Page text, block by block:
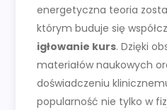
energetyczna teoria
którym buduje się
igłowanie kurs. Dzięki
materiałów naukowych
doświadczeniu
popularność nie tylko w